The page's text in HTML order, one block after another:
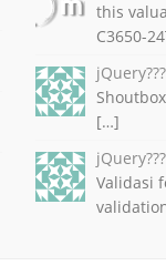
this
C3650-
[…]
Validasi